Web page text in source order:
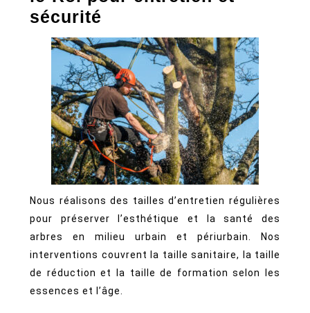
sécurité
Nous réalisons des tailles d’entretien régulières
pour préserver l’esthétique et la santé des
arbres en milieu urbain et périurbain. Nos
interventions couvrent la taille sanitaire, la taille
de réduction et la taille de formation selon les
essences et l’âge.